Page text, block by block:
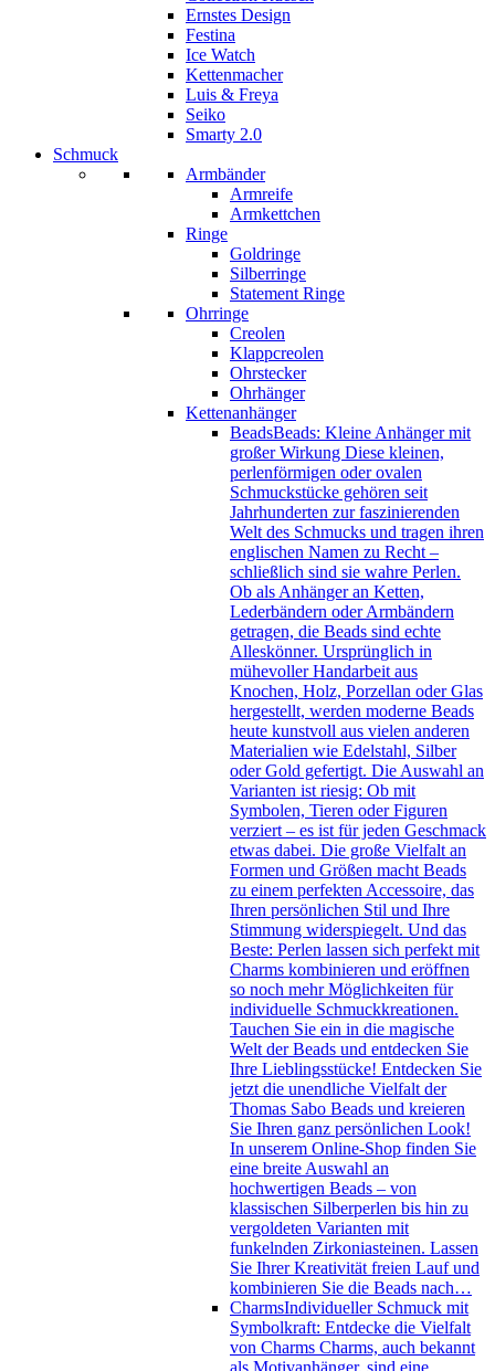
Ernstes Design
Festina
Ice Watch
Kettenmacher
Luis & Freya
Seiko
Smarty 2.0
Schmuck
Armbänder
Armreife
Armkettchen
Ringe
Goldringe
Silberringe
Statement Ringe
Ohrringe
Creolen
Klappcreolen
Ohrstecker
Ohrhänger
Kettenanhänger
BeadsBeads: Kleine Anhänger mit
großer Wirkung Diese kleinen,
perlenförmigen oder ovalen
Schmuckstücke gehören seit
Jahrhunderten zur faszinierenden
Welt des Schmucks und tragen ihren
englischen Namen zu Recht –
schließlich sind sie wahre Perlen.
Ob als Anhänger an Ketten,
Lederbändern oder Armbändern
getragen, die Beads sind echte
Alleskönner. Ursprünglich in
mühevoller Handarbeit aus
Knochen, Holz, Porzellan oder Glas
hergestellt, werden moderne Beads
heute kunstvoll aus vielen anderen
Materialien wie Edelstahl, Silber
oder Gold gefertigt. Die Auswahl an
Varianten ist riesig: Ob mit
Symbolen, Tieren oder Figuren
verziert – es ist für jeden Geschmack
etwas dabei. Die große Vielfalt an
Formen und Größen macht Beads
zu einem perfekten Accessoire, das
Ihren persönlichen Stil und Ihre
Stimmung widerspiegelt. Und das
Beste: Perlen lassen sich perfekt mit
Charms kombinieren und eröffnen
so noch mehr Möglichkeiten für
individuelle Schmuckkreationen.
Tauchen Sie ein in die magische
Welt der Beads und entdecken Sie
Ihre Lieblingsstücke! Entdecken Sie
jetzt die unendliche Vielfalt der
Thomas Sabo Beads und kreieren
Sie Ihren ganz persönlichen Look!
In unserem Online-Shop finden Sie
eine breite Auswahl an
hochwertigen Beads – von
klassischen Silberperlen bis hin zu
vergoldeten Varianten mit
funkelnden Zirkoniasteinen. Lassen
Sie Ihrer Kreativität freien Lauf und
kombinieren Sie die Beads nach…
CharmsIndividueller Schmuck mit
Symbolkraft: Entdecke die Vielfalt
von Charms Charms, auch bekannt
als Motivanhänger, sind eine